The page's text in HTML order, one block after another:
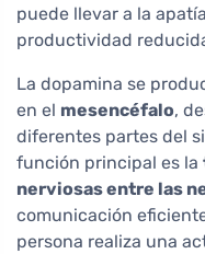
puede llevar a la
productividad
La dopamina se
en el mesencéfalo,
diferentes partes del
función principal es la
nerviosas entre las
comunicación
persona realiza una